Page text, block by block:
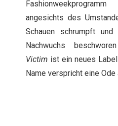
angesichts des
Schauen schrumpft
Nachwuchs
Victim ist ein neues
Name verspricht eine Ode